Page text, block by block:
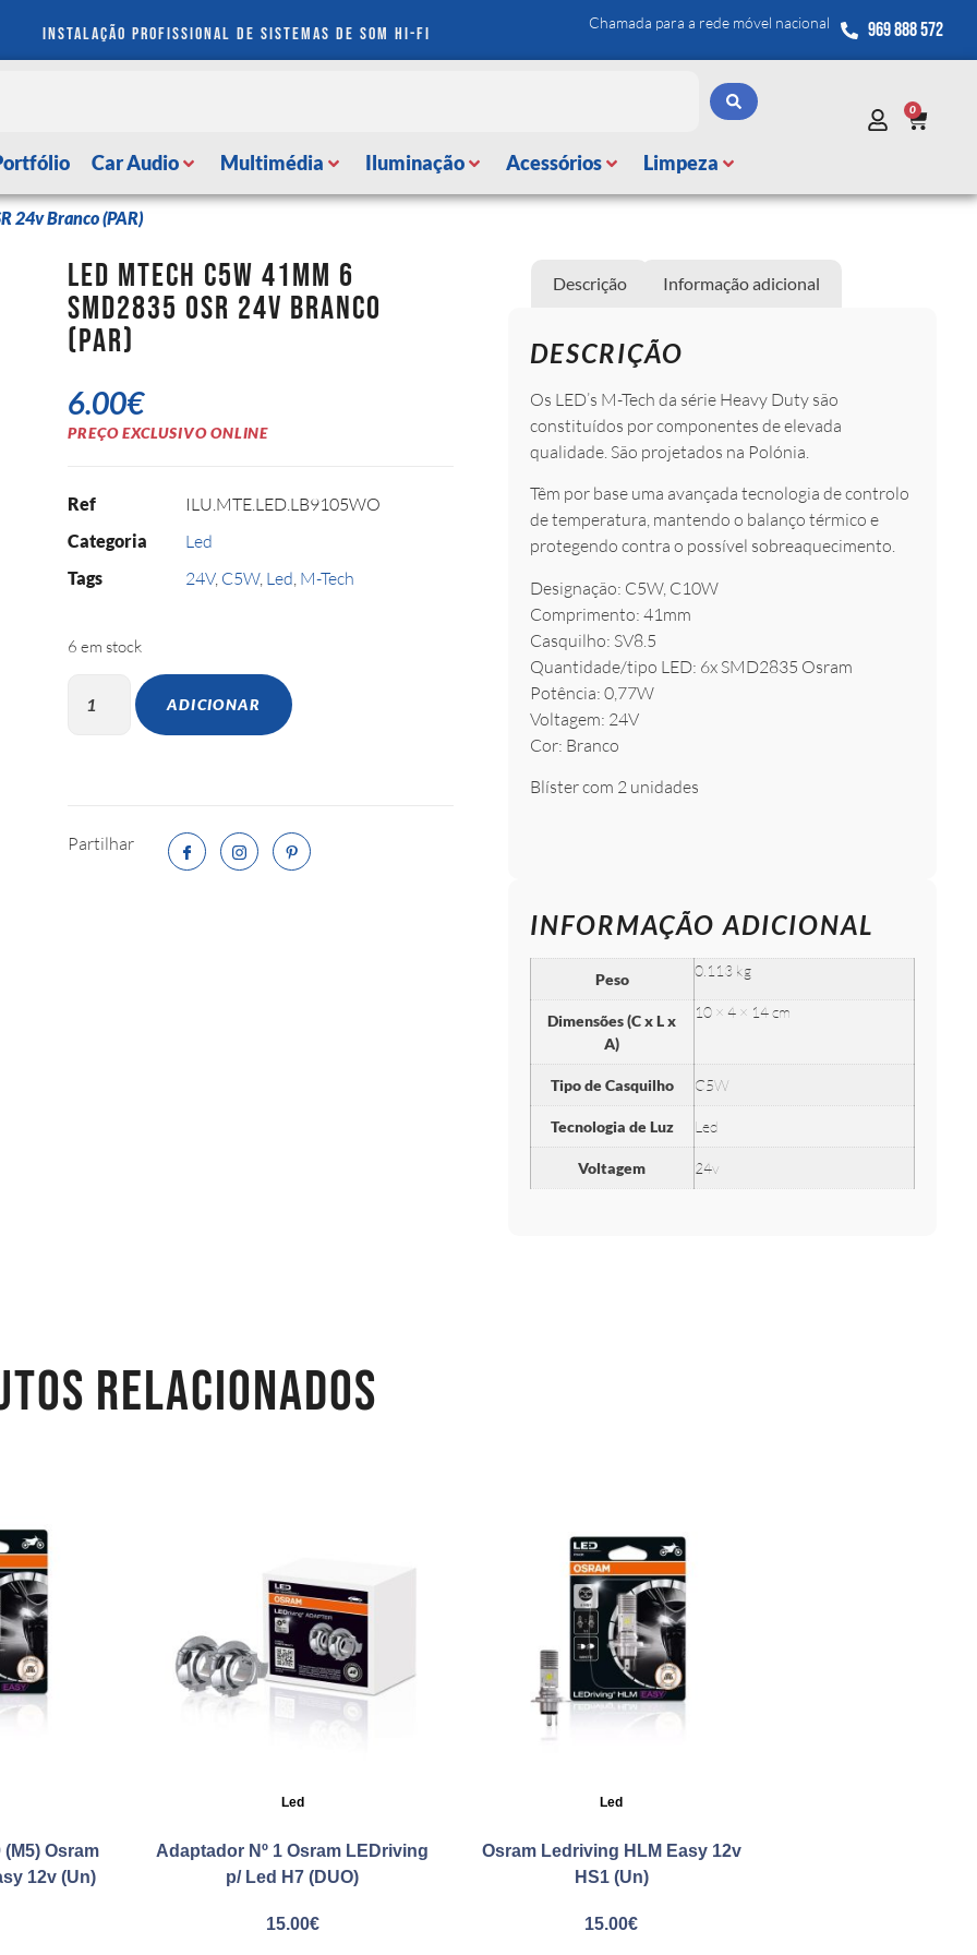
instalação profissional de sistemas de som hi-fi
Chamada para a rede móvel nacional 969 888 572
Car Audio Multimédia Iluminação Acessórios Limpeza
0
24v Branco (PAR)
LED MTech C5W 41mm 6
SMD2835 OSR 24v Branco
(PAR)
6.00€
PREÇO EXCLUSIVO ONLINE
Ref ILU.MTE.LED.LB9105WO
Categoria Led
Tags 24V, C5W, Led M-Tech
6 em stock
ADICIONAR
Partilhar
Descrição Informação adicional
DESCRIÇÃO
Os LED’s M-Tech da série Heavy Duty são
constituídos por componentes de elevada
qualidade. São projetados na Polónia.
Têm por base uma avançada tecnologia de controlo
de temperatura, mantendo o balanço térmico e
protegendo contra o possível sobreaquecimento.
Designação: C5W, C10W
Comprimento: 41mm
Casquilho: SV8.5
Quantidade/tipo LED: 6x SMD2835 Osram
Potência: 0,77W
Voltagem: 24V
Cor: Branco
Blíster com 2 unidades
INFORMAÇÃO ADICIONAL
Peso 0.113 kg
Dimensões (C x L x
A)
10 × 4 × 14 cm
Tipo de Casquilho C5W
Tecnologia de Luz Led
Voltagem 24v
RELACIONADOS
Osram
12v (Un)
Led
Adaptador Nº 1 Osram LEDriving
p/ Led H7 (DUO)
15.00€
Led
Osram Ledriving HLM Easy 12v
HS1 (Un)
15.00€